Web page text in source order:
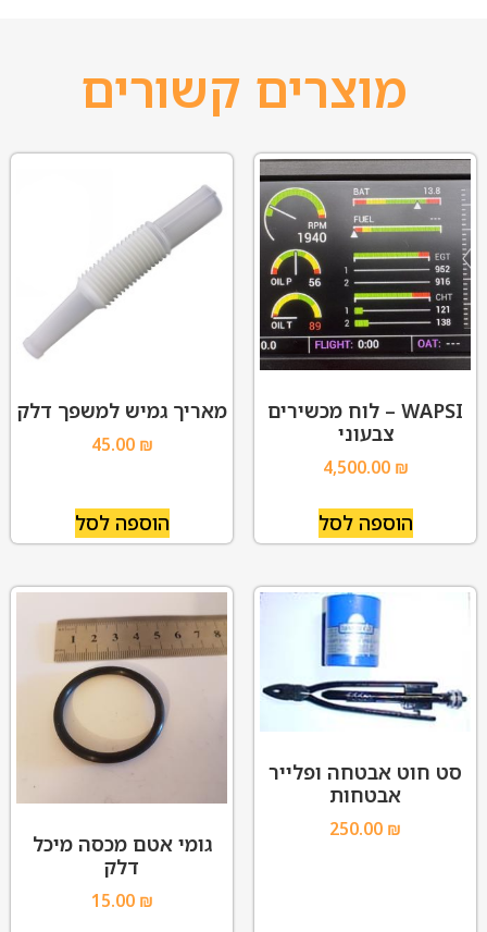
מוצרים קשורים
WAPSI – לוח מכשירים
צבעוני
4,500.00 ₪
הוספה לסל
מאריך גמיש למשפך דלק
45.00 ₪
הוספה לסל
סט חוט אבטחה ופלייר
אבטחות
250.00 ₪
גומי אטם מכסה מיכל
דלק
15.00 ₪